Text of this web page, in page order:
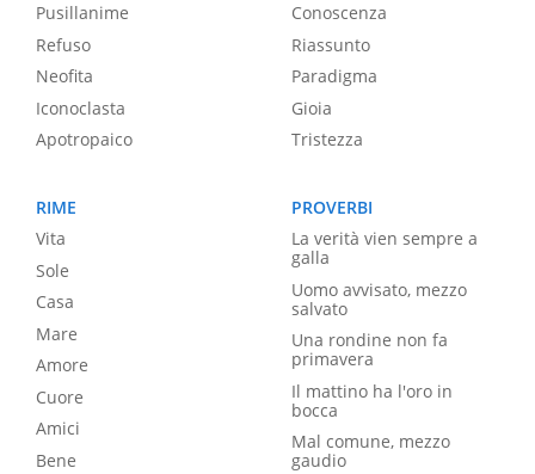
Pusillanime
Refuso
Neofita
Iconoclasta
Apotropaico
Conoscenza
Riassunto
Paradigma
Gioia
Tristezza
RIME
Vita
Sole
Casa
Mare
Amore
Cuore
Amici
Bene
PROVERBI
La verità vien sempre a
galla
Uomo avvisato, mezzo
salvato
Una rondine non fa
primavera
Il mattino ha l'oro in
bocca
Mal comune, mezzo
gaudio